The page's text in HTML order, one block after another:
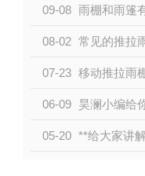
09-08
08-02
07-23
06-09
05-20